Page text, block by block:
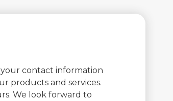
contact information
products and services.
We look forward to